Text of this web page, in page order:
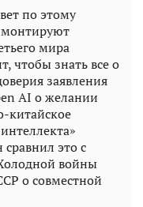
по этому
монтируют
мира
чтобы знать все о
заявления
AI о желании
китайское
это с
войны
о совместной